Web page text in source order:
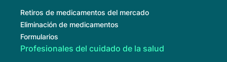
Retiros de medicamentos del mercado
Eliminación de medicamentos
Formularios
Profesionales del cuidado de la salud